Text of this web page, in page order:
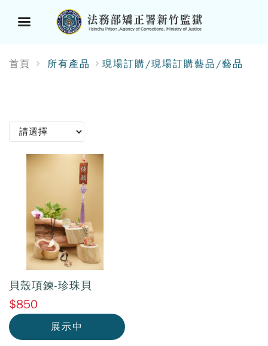
單
鈕
首頁 所有產品 現場訂購/現場訂購藝品/藝品
貝殼項鍊-珍珠貝
$850
展示中